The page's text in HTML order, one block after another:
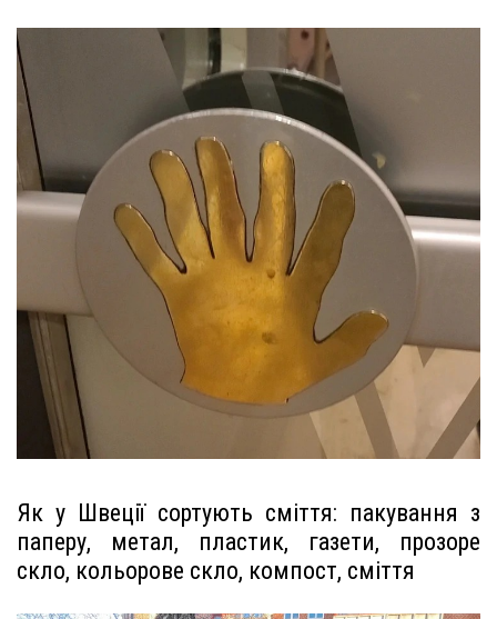
Як у Швеції сортують сміття: пакування з
паперу, метал, пластик, газети, прозоре
скло, кольорове скло, компост, сміття